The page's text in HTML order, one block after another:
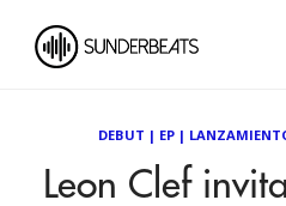
DEBUT | EP |
Leon Clef